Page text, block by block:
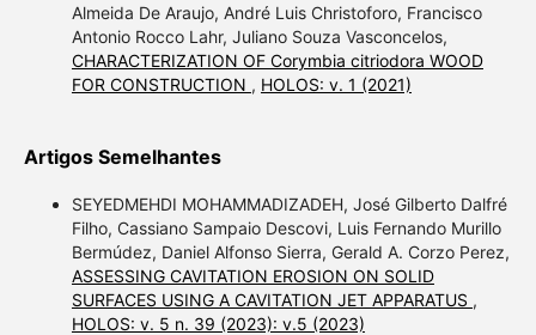
Almeida De Araujo, André Luis Christoforo, Francisco
Antonio Rocco Lahr, Juliano Souza Vasconcelos,
CHARACTERIZATION OF Corymbia citriodora WOOD
FOR CONSTRUCTION , HOLOS: v. 1 (2021)
Artigos Semelhantes
SEYEDMEHDI MOHAMMADIZADEH, José Gilberto Dalfré
Filho, Cassiano Sampaio Descovi, Luis Fernando Murillo
Bermúdez, Daniel Alfonso Sierra, Gerald A. Corzo Perez,
ASSESSING CAVITATION EROSION ON SOLID
SURFACES USING A CAVITATION JET APPARATUS ,
HOLOS: v. 5 n. 39 (2023): v.5 (2023)